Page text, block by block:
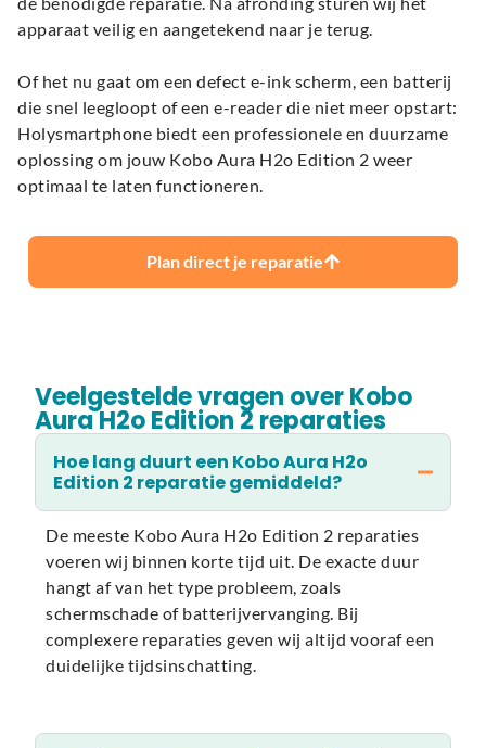
apparaat veilig en aangetekend naar je terug.
Of het nu gaat om een defect e-ink scherm, een batterij
die snel leegloopt of een e-reader die niet meer opstart:
Holysmartphone biedt een professionele en duurzame
oplossing om jouw Kobo Aura H2o Edition 2 weer
optimaal te laten functioneren.
Plan direct je reparatie
Veelgestelde vragen over Kobo
Aura H2o Edition 2 reparaties
Hoe lang duurt een Kobo Aura H2o
Edition 2 reparatie gemiddeld?
De meeste Kobo Aura H2o Edition 2 reparaties
voeren wij binnen korte tijd uit. De exacte duur
hangt af van het type probleem, zoals
schermschade of batterijvervanging. Bij
complexere reparaties geven wij altijd vooraf een
duidelijke tijdsinschatting.